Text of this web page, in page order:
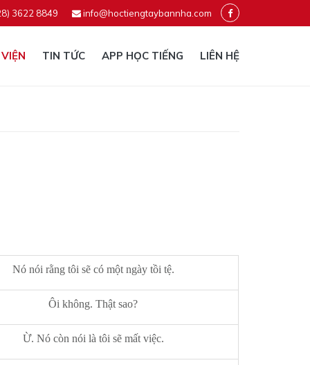
3622 8849 info@hoctiengtaybannha.com
TIN TỨC APP HỌC TIẾNG LIÊN HỆ
Nó nói rằng tôi sẽ có một ngày tồi tệ.
Ôi không. Thật sao?
Ừ. Nó còn nói là tôi sẽ mất việc.